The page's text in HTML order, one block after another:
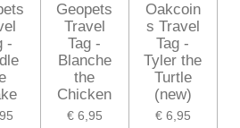
-
Geopets
Travel
Tag -
Blanche
the
Chicken
€ 6,95
Oakcoin
s Travel
Tag -
Tyler the
Turtle
(new)
€ 6,95